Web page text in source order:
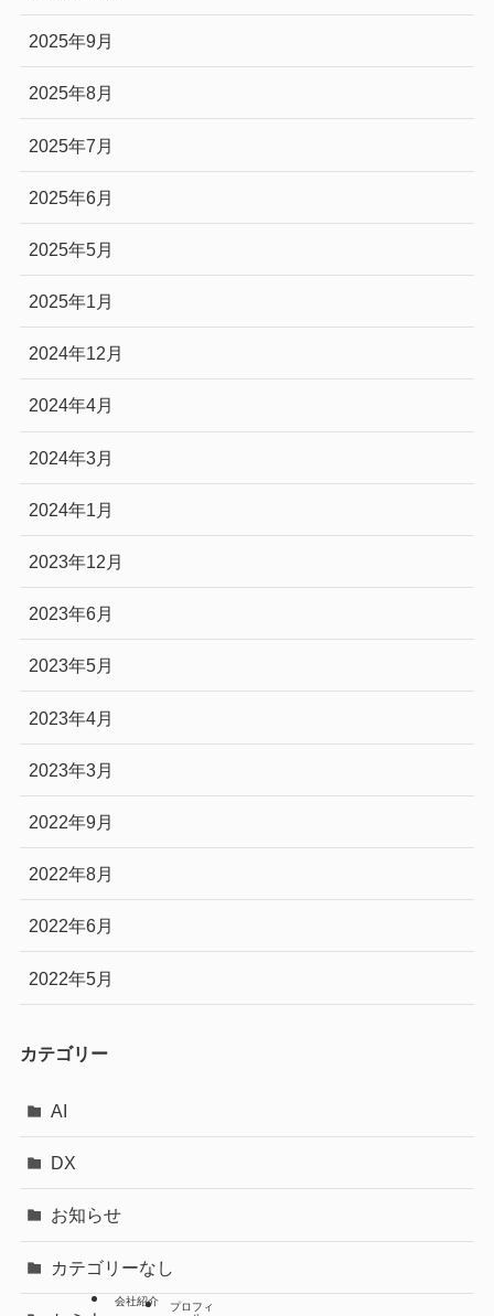
2025年9月
2025年8月
2025年7月
2025年6月
2025年5月
2025年1月
2024年12月
2024年4月
2024年3月
2024年1月
2023年12月
2023年6月
2023年5月
2023年4月
2023年3月
2022年9月
2022年8月
2022年6月
2022年5月
カテゴリー
AI
DX
お知らせ
カテゴリーなし
会社紹介
プロフィ